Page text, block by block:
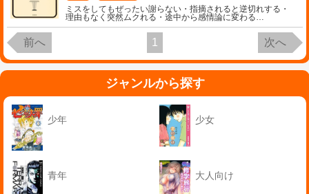
ミスをしてもぜったい謝らない・指摘されると逆切れする・
理由もなく突然ムクれる・途中から感情論に変わる…
前へ 1 次へ
ジャンルから探す
少年 少女
青年 大人向け